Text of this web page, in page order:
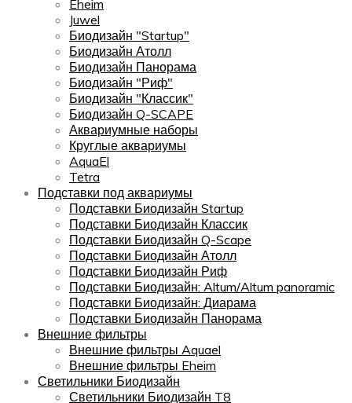
Eheim
Juwel
Биодизайн "Startup"
Биодизайн Атолл
Биодизайн Панорама
Биодизайн "Риф"
Биодизайн "Классик"
Биодизайн Q-SCAPE
Аквариумные наборы
Круглые аквариумы
AquaEl
Tetra
Подставки под аквариумы
Подставки Биодизайн Startup
Подставки Биодизайн Классик
Подставки Биодизайн Q-Scape
Подставки Биодизайн Атолл
Подставки Биодизайн Риф
Подставки Биодизайн: Altum/Altum panoramic
Подставки Биодизайн: Диарама
Подставки Биодизайн Панорама
Внешние фильтры
Внешние фильтры Aquael
Внешние фильтры Eheim
Светильники Биодизайн
Светильники Биодизайн T8